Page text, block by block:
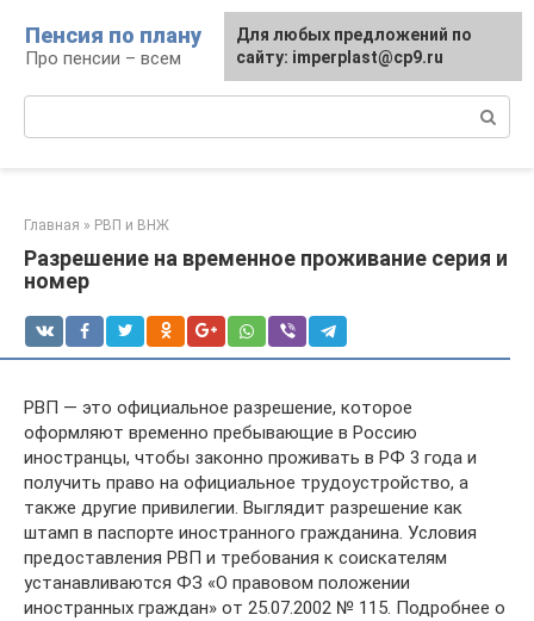
контенту
Пенсия по плану
Про пенсии – всем
Главная » РВП и ВНЖ
Разрешение на временное проживание серия и
номер
РВП — это официальное разрешение, которое
оформляют временно пребывающие в Россию
иностранцы, чтобы законно проживать в РФ 3 года и
получить право на официальное трудоустройство, а
также другие привилегии. Выглядит разрешение как
штамп в паспорте иностранного гражданина. Условия
предоставления РВП и требования к соискателям
устанавливаются ФЗ «О правовом положении
иностранных граждан» от 25.07.2002 № 115. Подробнее о
Для любых предложений по
сайту: imperplast@cp9.ru